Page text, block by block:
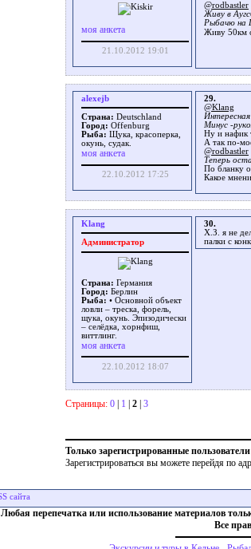
моя анкета
21.10.2012 19:01
@rodbastler
Живу в
Рыбачю на
Живу 50км
alexejb
Страна: Deutschland
Город: Offenburg
Рыба: Щука, красоперка,
окунь, судак.
моя анкета
22.10.2012 17:25
29.
@Klang
Минус -
Ну и нафик
А так по-
@rodbastler
Теперь
По бланку
Какое
Klang
Администратор
Страна: Германия
Город: Берлин
Рыба: • Основной объект
ловли – треска, форель,
щука, окунь. Эпизодически
– селёдка, хорнфиш,
виттлинг.
моя анкета
22.10.2012 18:07
30.
Х.З. я не
палки с
Страницы: 0 | 1 | 2 | 3
Только зарегистрированные
Зарегистрироваться вы можете перейдя по
Любая перепечатка или использование материалов
Все